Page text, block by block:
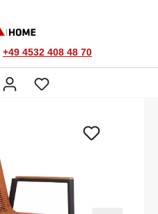
+49 4532 408 48 70